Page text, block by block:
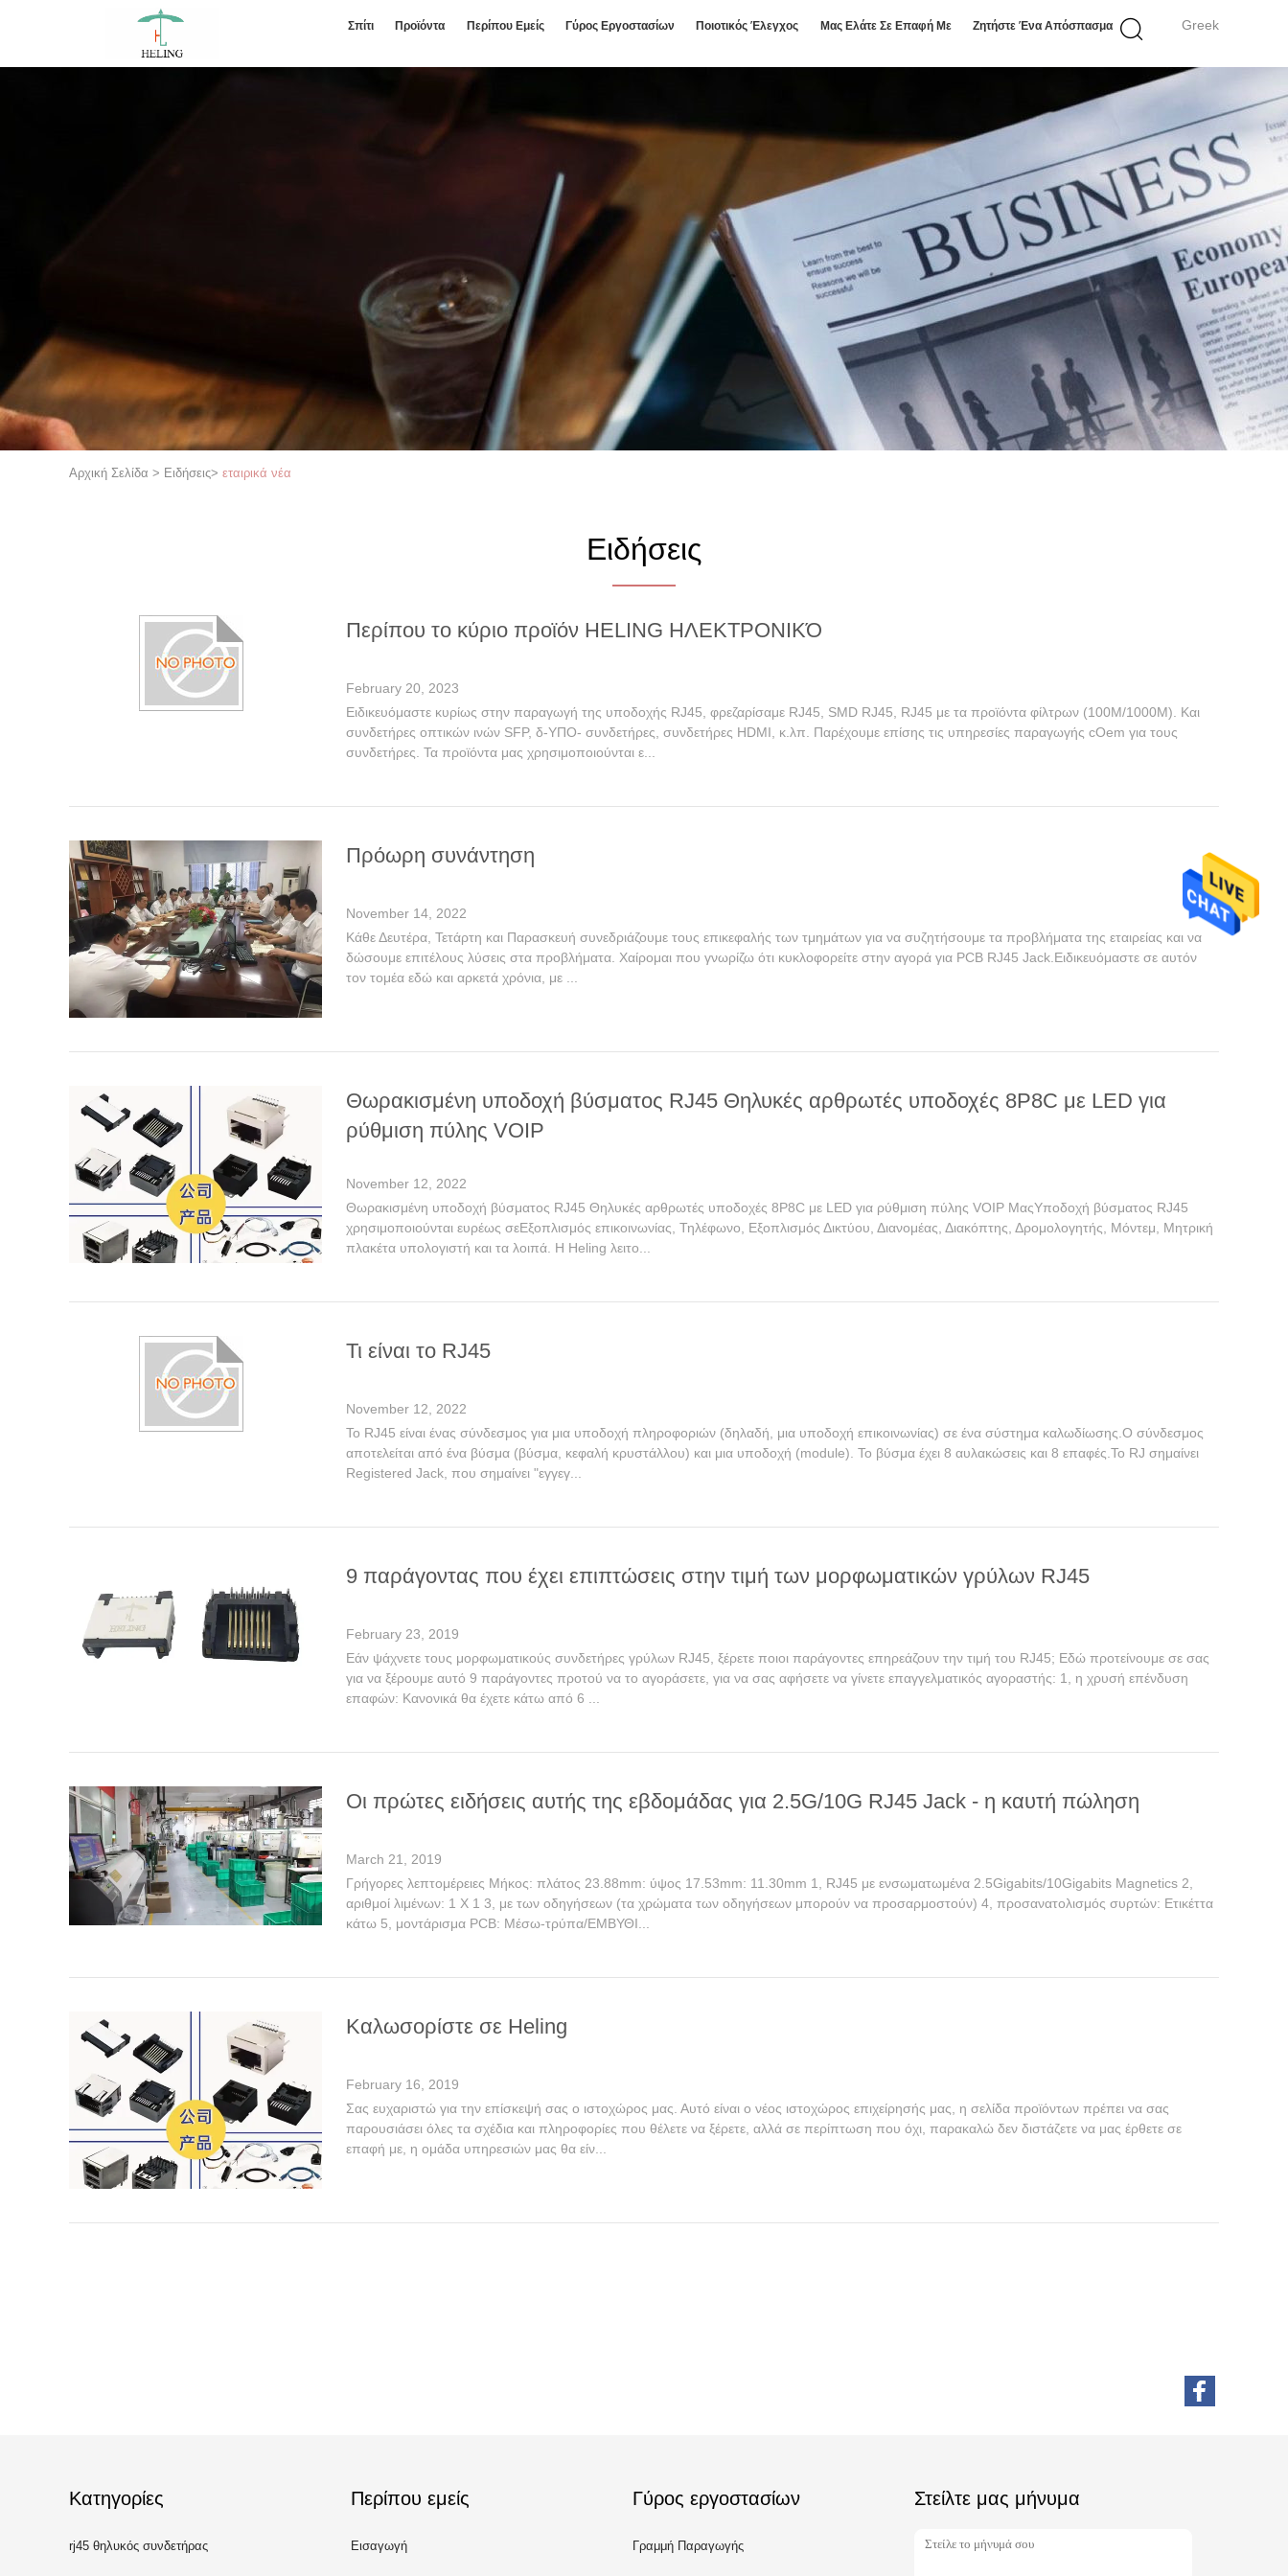
Greek
Σπίτι Προϊόντα Περίπου Εμείς Γύρος Εργοστασίων Ποιοτικός Έλεγχος Μας Ελάτε Σε Επαφή Με Ζητήστε Ένα Απόσπασμα
Αρχική Σελίδα > Ειδήσεις> εταιρικά νέα
Ειδήσεις
Περίπου το κύριο προϊόν HELING ΗΛΕΚΤΡΟΝΙΚΌ
February 20, 2023
Ειδικευόμαστε κυρίως στην παραγωγή της υποδοχής RJ45, φρεζαρίσαμε RJ45, SMD RJ45, RJ45 με τα προϊόντα φίλτρων (100M/1000M). Και
συνδετήρες οπτικών ινών SFP, δ-ΥΠΟ- συνδετήρες, συνδετήρες HDMI, κ.λπ. Παρέχουμε επίσης τις υπηρεσίες παραγωγής cOem για τους
συνδετήρες. Τα προϊόντα μας χρησιμοποιούνται ε...
Πρόωρη συνάντηση
November 14, 2022
Κάθε Δευτέρα, Τετάρτη και Παρασκευή συνεδριάζουμε τους επικεφαλής των τμημάτων για να συζητήσουμε τα προβλήματα της εταιρείας και να
δώσουμε επιτέλους λύσεις στα προβλήματα. Χαίρομαι που γνωρίζω ότι κυκλοφορείτε στην αγορά για PCB RJ45 Jack.Ειδικευόμαστε σε αυτόν
τον τομέα εδώ και αρκετά χρόνια, με ...
Θωρακισμένη υποδοχή βύσματος RJ45 Θηλυκές αρθρωτές υποδοχές 8P8C με LED για
ρύθμιση πύλης VOIP
November 12, 2022
Θωρακισμένη υποδοχή βύσματος RJ45 Θηλυκές αρθρωτές υποδοχές 8P8C με LED για ρύθμιση πύλης VOIP ΜαςΥποδοχή βύσματος RJ45
χρησιμοποιούνται ευρέως σεΕξοπλισμός επικοινωνίας, Τηλέφωνο, Εξοπλισμός Δικτύου, Διανομέας, Διακόπτης, Δρομολογητής, Μόντεμ, Μητρική
πλακέτα υπολογιστή και τα λοιπά. Η Heling λειτο...
Τι είναι το RJ45
November 12, 2022
Το RJ45 είναι ένας σύνδεσμος για μια υποδοχή πληροφοριών (δηλαδή, μια υποδοχή επικοινωνίας) σε ένα σύστημα καλωδίωσης.Ο σύνδεσμος
αποτελείται από ένα βύσμα (βύσμα, κεφαλή κρυστάλλου) και μια υποδοχή (module). Το βύσμα έχει 8 αυλακώσεις και 8 επαφές.Το RJ σημαίνει
Registered Jack, που σημαίνει "εγγεγ...
9 παράγοντας που έχει επιπτώσεις στην τιμή των μορφωματικών γρύλων RJ45
February 23, 2019
Εάν ψάχνετε τους μορφωματικούς συνδετήρες γρύλων RJ45, ξέρετε ποιοι παράγοντες επηρεάζουν την τιμή του RJ45; Εδώ προτείνουμε σε σας
για να ξέρουμε αυτό 9 παράγοντες προτού να το αγοράσετε, για να σας αφήσετε να γίνετε επαγγελματικός αγοραστής: 1, η χρυσή επένδυση
επαφών: Κανονικά θα έχετε κάτω από 6 ...
Οι πρώτες ειδήσεις αυτής της εβδομάδας για 2.5G/10G RJ45 Jack - η καυτή πώληση
March 21, 2019
Γρήγορες λεπτομέρειες Μήκος: πλάτος 23.88mm: ύψος 17.53mm: 11.30mm 1, RJ45 με ενσωματωμένα 2.5Gigabits/10Gigabits Magnetics 2,
αριθμοί λιμένων: 1 X 1 3, με των οδηγήσεων (τα χρώματα των οδηγήσεων μπορούν να προσαρμοστούν) 4, προσανατολισμός συρτών: Ετικέττα
κάτω 5, μοντάρισμα PCB: Μέσω-τρύπα/ΕΜΒΥΘΙ...
Καλωσορίστε σε Heling
February 16, 2019
Σας ευχαριστώ για την επίσκεψή σας ο ιστοχώρος μας. Αυτό είναι ο νέος ιστοχώρος επιχείρησής μας, η σελίδα προϊόντων πρέπει να σας
παρουσιάσει όλες τα σχέδια και πληροφορίες που θέλετε να ξέρετε, αλλά σε περίπτωση που όχι, παρακαλώ δεν διστάζετε να μας έρθετε σε
επαφή με, η ομάδα υπηρεσιών μας θα είν...
Κατηγορίες
rj45 θηλυκός συνδετήρας
Περίπου εμείς
Εισαγωγή
Γύρος εργοστασίων
Γραμμή Παραγωγής
Στείλτε μας μήνυμα